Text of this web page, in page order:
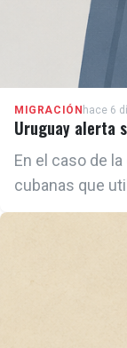
MIGRACIÓN hace 6
Uruguay alerta
En el caso de
cubanas que